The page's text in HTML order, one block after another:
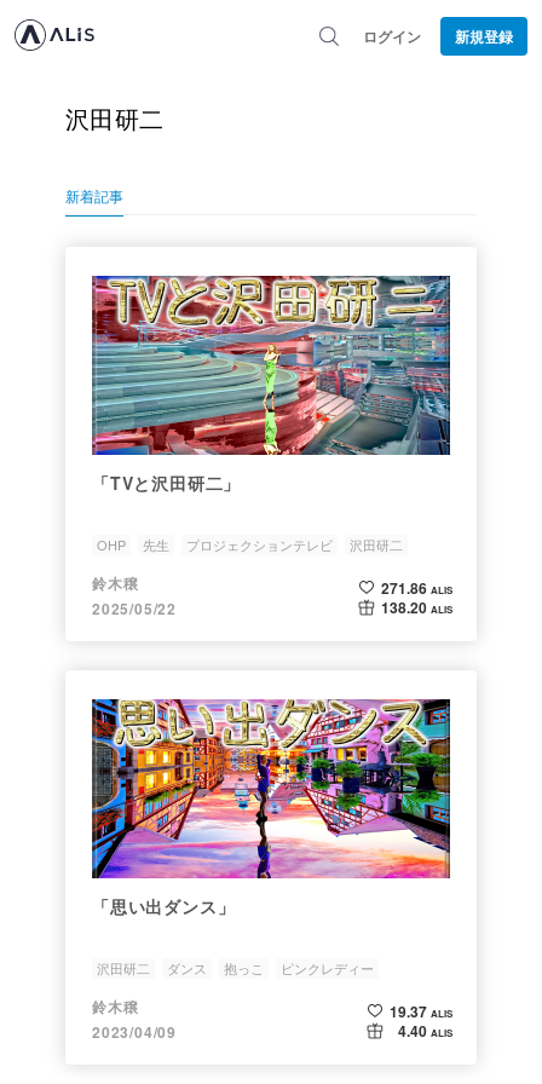
ログイン 新規登録
沢田研二
新着記事
「TVと沢田研二」
OHP 先生 プロジェクションテレビ
沢田研二
画質調整
鈴木穣
2025/05/22
271.86 ALIS
138.20 ALIS
「思い出ダンス」
沢田研二 ダンス 抱っこ
ピンクレディー
おばあちゃん
鈴木穣
2023/04/09
19.37 ALIS
4.40 ALIS